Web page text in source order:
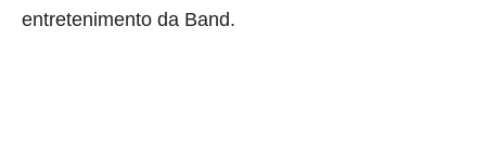
entretenimento da Band.